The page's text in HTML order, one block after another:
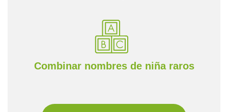
Combinar nombres de niña raros